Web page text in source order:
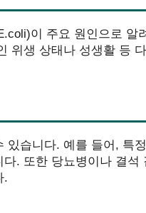
이 주요 원인으로 알
위생 상태나 성생활 등
습니다. 예를 들어, 특
. 또한 당뇨병이나 결석
.